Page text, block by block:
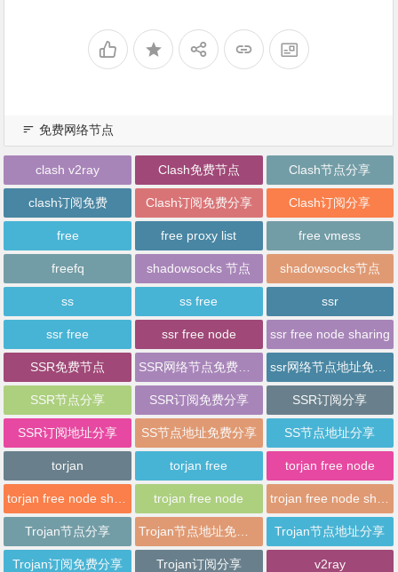
免费网络节点
clash v2ray Clash免费节点 Clash节点分享
clash订阅免费 Clash订阅免费分享 Clash订阅分享
free free proxy list free vmess
freefq shadowsocks 节点 shadowsocks节点
ss ss free ssr
ssr free ssr free node ssr free node sharing
SSR免费节点
SSR节点分享 SSR订阅免费分享 SSR订阅分享
SSR订阅地址分享 SS节点地址免费分享 SS节点地址分享
torjan torjan free torjan free node
trojan free node
Trojan节点分享 Trojan节点地址分享
Trojan订阅免费分享 Trojan订阅分享 v2ray